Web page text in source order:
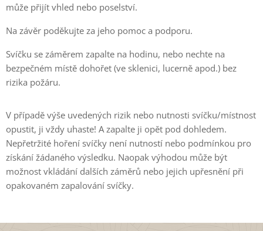
může přijít vhled nebo poselství.
Na závěr poděkujte za jeho pomoc a podporu.
Svíčku se záměrem zapalte na hodinu, nebo nechte na
bezpečném místě dohořet (ve sklenici, lucerně apod.) bez
rizika požáru.
V případě výše uvedených rizik nebo nutnosti svíčku/místnost
opustit, ji vždy uhaste! A zapalte ji opět pod dohledem.
Nepřetržité hoření svíčky není nutností nebo podmínkou pro
získání žádaného výsledku. Naopak výhodou může být
možnost vkládání dalších záměrů nebo jejich upřesnění při
opakovaném zapalování svíčky.